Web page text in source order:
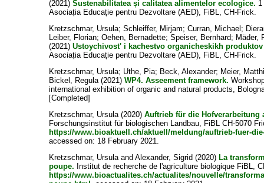
(2021)Sustenabilitatea și calitatea alimentelor ecologice.
Asociația Educație pentru Dezvoltare (AED), FiBL, CH-Frick.
Kretzschmar, Ursula;Schleiffer, Mirjam;Curran, Michael ;
Leiber, Florian;Oehen, Bernadette;Speiser, Bernhard; Mäder,
(2021)Ustoychivost' i kachestvo organicheskikh
Asociația Educație pentru Dezvoltare (AED), FiBL, CH-Frick.
Kretzschmar, Ursula; Uthe, Pia; Beck, Alexander; Meier,
Bickel, Regula(2021)WP4. Asseement framework.
international exhibition of organic and natural products,
[Completed]
Kretzschmar, Ursula(2020)Auftrieb für die Hofverarbeitung
Forschungsinstitut für biologischen Landbau, FiBL CH-5070
https://www.bioaktuell.ch/aktuell/meldung/auftrieb-fuer-
accessed on: 18 February 2021.
Kretzschmar, UrsulaandAlexander, Sigrid (2020) La
poupe. Institut de recherche de l'agriculture biologique FiBL,
https://www.bioactualites.ch/actualites/nouvelle/